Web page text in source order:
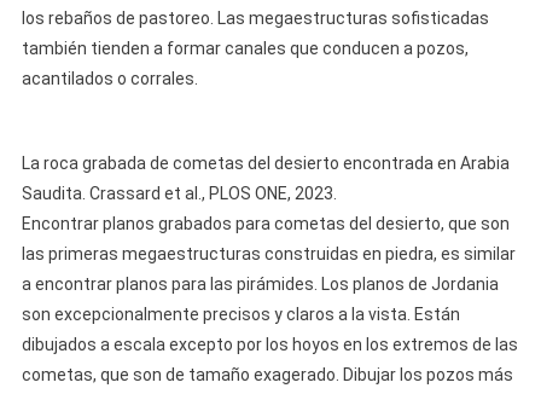
los rebaños de pastoreo. Las megaestructuras sofisticadas
también tienden a formar canales que conducen a pozos,
acantilados o corrales.
La roca grabada de cometas del desierto encontrada en Arabia
Saudita. Crassard et al., PLOS ONE, 2023.
Encontrar planos grabados para cometas del desierto, que son
las primeras megaestructuras construidas en piedra, es similar
a encontrar planos para las pirámides. Los planos de Jordania
son excepcionalmente precisos y claros a la vista. Están
dibujados a escala excepto por los hoyos en los extremos de las
cometas, que son de tamaño exagerado. Dibujar los pozos más